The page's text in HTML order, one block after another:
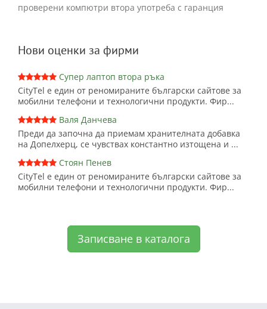
проверени компютри втора употреба с гаранция
Нови оценки за фирми
Супер лаптоп втора ръка
CityTel е един от реномираните български сайтове за
мобилни телефони и технологични продукти. Фир...
Валя Данчева
Преди да започна да приемам хранителната добавка
на Допелхерц, се чувствах константно изтощена и ...
Стоян Пенев
CityTel е един от реномираните български сайтове за
мобилни телефони и технологични продукти. Фир...
Записване в каталога